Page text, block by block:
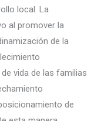
local. La
al promover la
de la
vida de las familias
de